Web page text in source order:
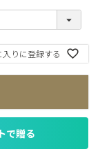
)
入りに登録する
で贈る